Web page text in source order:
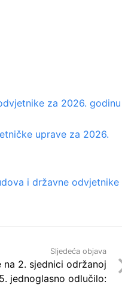
za 2026. godinu
uprave za 2026.
i državne odvjetnike
Sljedeća objava
na 2. sjednici održanoj
jednoglasno odlučilo: